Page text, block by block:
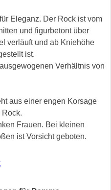
Eleganz. Der Rock ist vom
und figurbetont über
verläuft und ab Kniehöhe
ist.
Verhältnis von
aus einer engen Korsage
Frauen. Bei kleinen
ist Vorsicht geboten.